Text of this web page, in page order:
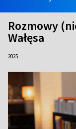
Rozmowy
Wałęsa
2025